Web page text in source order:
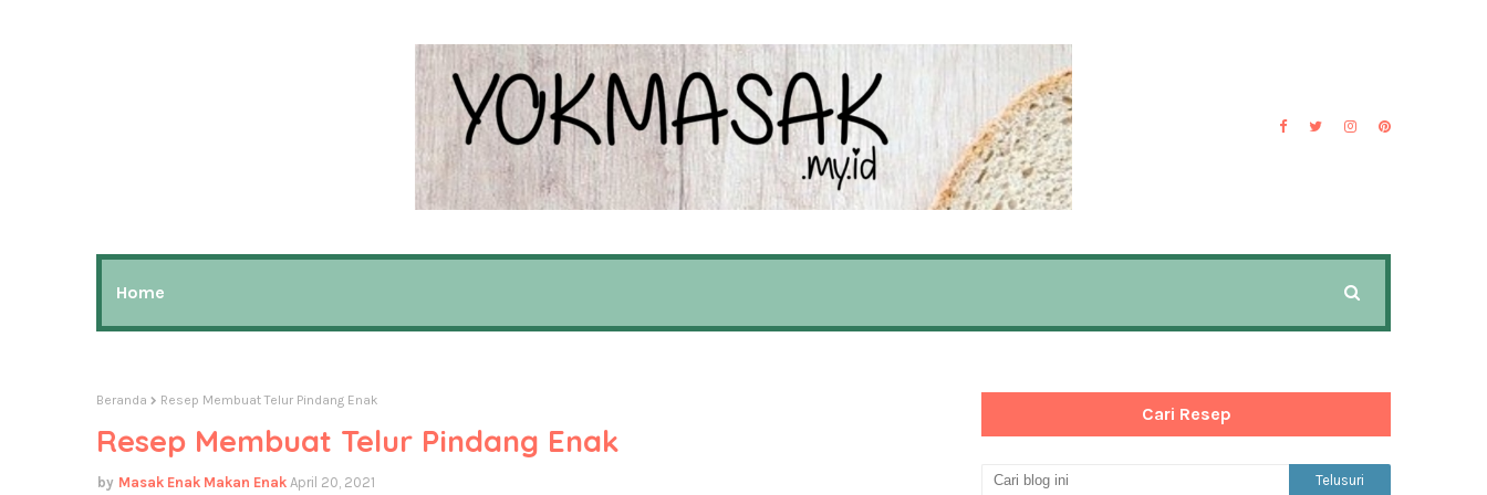
Home
Beranda Resep Membuat Telur Pindang Enak
Resep Membuat Telur Pindang Enak
Masak Enak Makan Enak April 20, 2021
Cari Resep